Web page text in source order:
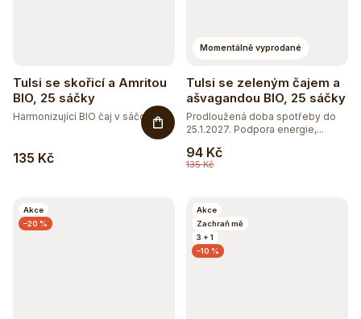
Tulsi se skořicí a Amritou
BIO, 25 sáčky
135 Kč
Harmonizující BIO čaj v sáčcích s...
Momentálně vyprodané
Tulsi se zeleným čajem a
ašvagandou BIO, 25 sáčky
135 Kč
94 Kč
Prodloužená doba spotřeby do
25.1.2027. Podpora energie,...
Akce
–20 %
Akce
Zachraň mě
3 + 1
–10 %